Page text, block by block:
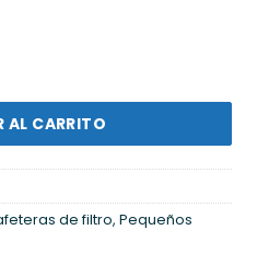
Lts Negra (HD743090)
AL CARRITO
de filtro, Pequeños